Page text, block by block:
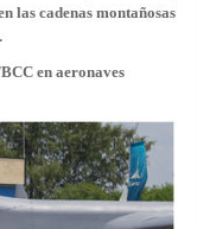
las cadenas montañosas
en aeronaves